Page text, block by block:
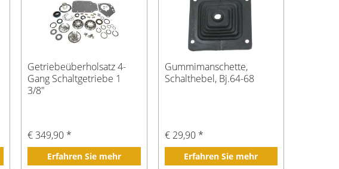
Getriebeüberholsatz 4-
Gang Schaltgetriebe 1
3/8"
€ 349,90 *
Erfahren Sie mehr
Gummimanschette,
Schalthebel, Bj.64-68
€ 29,90 *
Erfahren Sie mehr